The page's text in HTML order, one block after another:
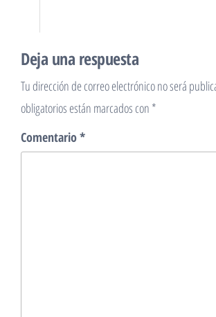
Deja una respuesta
Tu dirección de correo electrónico no será
obligatorios están marcados con *
Comentario*